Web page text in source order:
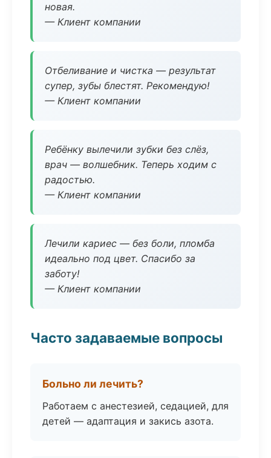
новая.
— Клиент компании
Отбеливание и чистка — результат
супер, зубы блестят. Рекомендую!
— Клиент компании
Ребёнку вылечили зубки без слёз,
врач — волшебник. Теперь ходим с
радостью.
— Клиент компании
Лечили кариес — без боли, пломба
идеально под цвет. Спасибо за
заботу!
— Клиент компании
Часто задаваемые вопросы
Больно ли лечить?
Работаем с анестезией, седацией, для
детей — адаптация и закись азота.